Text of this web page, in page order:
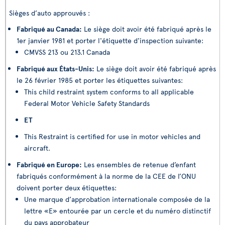
Sièges d’auto approuvés :
Fabriqué au Canada: Le siège doit avoir été fabriqué après le
1er janvier 1981 et porter l'étiquette d'inspection suivante:
CMVSS 213 ou 213.1 Canada
Fabriqué aux États-Unis: Le siège doit avoir été fabriqué après
le 26 février 1985 et porter les étiquettes suivantes:
This child restraint system conforms to all applicable
Federal Motor Vehicle Safety Standards
ET
This Restraint is certified for use in motor vehicles and
aircraft.
Fabriqué en Europe: Les ensembles de retenue d’enfant
fabriqués conformément à la norme de la CEE de l’ONU
doivent porter deux étiquettes:
Une marque d’approbation internationale composée de la
lettre «E» entourée par un cercle et du numéro distinctif
du pays approbateur